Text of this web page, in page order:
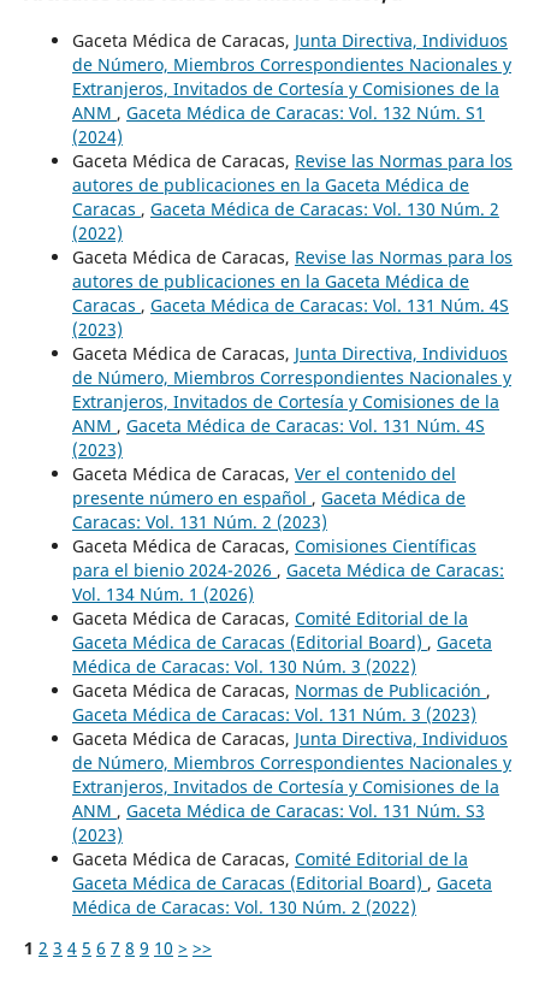
Gaceta Médica de Caracas, Junta Directiva, Individuos
de Número, Miembros Correspondientes Nacionales y
Extranjeros, Invitados de Cortesía y Comisiones de la
ANM , Gaceta Médica de Caracas: Vol. 132 Núm. S1
(2024)
Gaceta Médica de Caracas, Revise las Normas para los
autores de publicaciones en la Gaceta Médica de
Caracas , Gaceta Médica de Caracas: Vol. 130 Núm. 2
(2022)
Gaceta Médica de Caracas, Revise las Normas para los
autores de publicaciones en la Gaceta Médica de
Caracas , Gaceta Médica de Caracas: Vol. 131 Núm. 4S
(2023)
Gaceta Médica de Caracas, Junta Directiva, Individuos
de Número, Miembros Correspondientes Nacionales y
Extranjeros, Invitados de Cortesía y Comisiones de la
ANM , Gaceta Médica de Caracas: Vol. 131 Núm. 4S
(2023)
Gaceta Médica de Caracas, Ver el contenido del
presente número en español , Gaceta Médica de
Caracas: Vol. 131 Núm. 2 (2023)
Gaceta Médica de Caracas, Comisiones Científicas
para el bienio 2024-2026 , Gaceta Médica de Caracas:
Vol. 134 Núm. 1 (2026)
Gaceta Médica de Caracas, Comité Editorial de la
Gaceta Médica de Caracas (Editorial Board) , Gaceta
Médica de Caracas: Vol. 130 Núm. 3 (2022)
Gaceta Médica de Caracas, Normas de Publicación ,
Gaceta Médica de Caracas: Vol. 131 Núm. 3 (2023)
Gaceta Médica de Caracas, Junta Directiva, Individuos
de Número, Miembros Correspondientes Nacionales y
Extranjeros, Invitados de Cortesía y Comisiones de la
ANM , Gaceta Médica de Caracas: Vol. 131 Núm. S3
(2023)
Gaceta Médica de Caracas, Comité Editorial de la
Gaceta Médica de Caracas (Editorial Board) , Gaceta
Médica de Caracas: Vol. 130 Núm. 2 (2022)
1 2 3 4 5 6 7 8 9 10 > >>